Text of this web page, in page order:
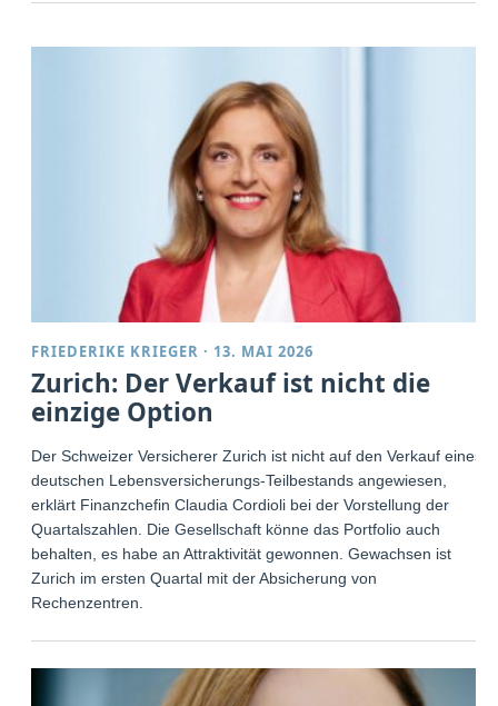
FRIEDERIKE KRIEGER · 13. MAI 2026
Zurich: Der Verkauf ist nicht die
einzige Option
Der Schweizer Versicherer Zurich ist nicht auf den Verkauf eines
deutschen Lebensversicherungs-Teilbestands angewiesen,
erklärt Finanzchefin Claudia Cordioli bei der Vorstellung der
Quartalszahlen. Die Gesellschaft könne das Portfolio auch
behalten, es habe an Attraktivität gewonnen. Gewachsen ist
Zurich im ersten Quartal mit der Absicherung von
Rechenzentren.